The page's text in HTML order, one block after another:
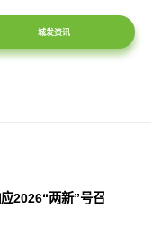
城发资讯
2026“两新”号召